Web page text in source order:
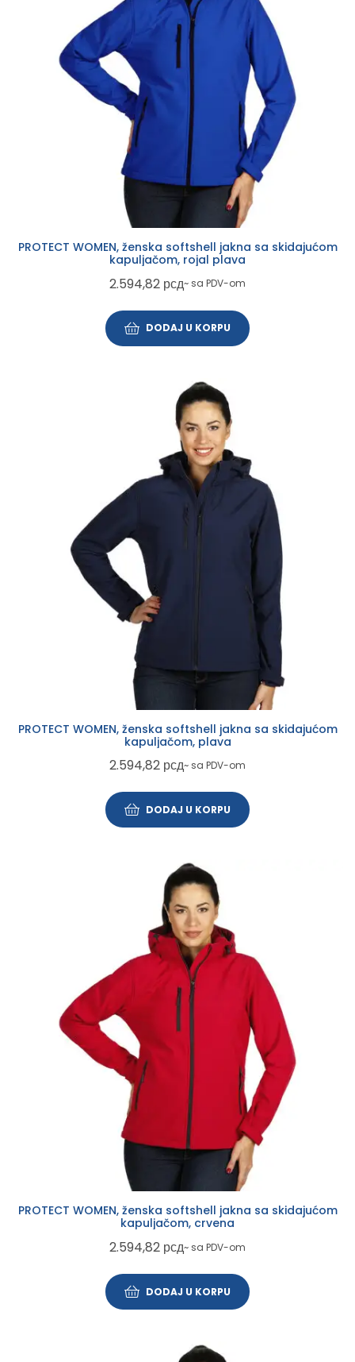
PROTECT WOMEN, ženska softshell jakna sa skidajućom
kapuljačom, rojal plava
2.594,82 рсд~ sa PDV-om
DODAJ U KORPU
PROTECT WOMEN, ženska softshell jakna sa skidajućom
kapuljačom, plava
2.594,82 рсд~ sa PDV-om
DODAJ U KORPU
PROTECT WOMEN, ženska softshell jakna sa skidajućom
kapuljačom, crvena
2.594,82 рсд~ sa PDV-om
DODAJ U KORPU